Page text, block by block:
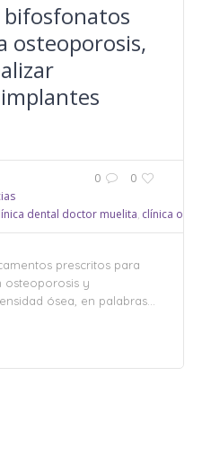
bifosfonatos
osteoporosis,
0 0
dental doctor muelita, clínica
prescritos para
osteoporosis y
ósea, en palabras...